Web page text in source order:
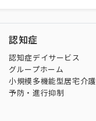
認知症
認知症デイサービス
グループホーム
小規模多機能型居宅介護
予防・進行抑制